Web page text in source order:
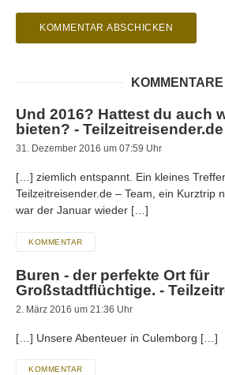
KOMMENTARE
Und 2016? Hattest du auch
bieten? - Teilzeitreisender.de
31. Dezember 2016 um 07:59 Uhr
[…] ziemlich entspannt. Ein kleines
Teilzeitreisender.de – Team, ein Kurztrip
war der Januar wieder […]
KOMMENTAR
Buren - der perfekte Ort für
Großstadtflüchtige. -
2. März 2016 um 21:36 Uhr
[…] Unsere Abenteuer in Culemborg […]
KOMMENTAR